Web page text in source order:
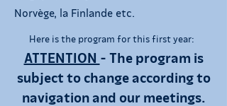
Norvège, la Finlande etc.
Here is the program for this first year:
ATTENTION - The program is
subject to change according to
navigation and our meetings.